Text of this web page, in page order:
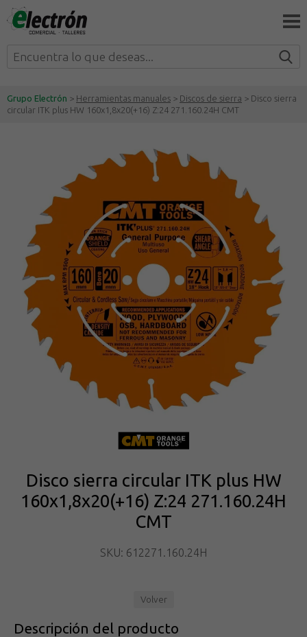
Grupo Electrón > Herramientas manuales > Discos de sierra > Disco sierra
circular ITK plus HW 160x1,8x20(+16) Z:24 271.160.24H CMT
Disco sierra circular ITK plus HW
160x1,8x20(+16) Z:24 271.160.24H
CMT
SKU: 612271.160.24H
Volver
Descripción del producto